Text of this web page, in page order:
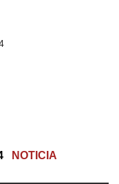
NOTICIA